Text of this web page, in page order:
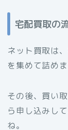
宅配買取の
ネット買取は
を集めて詰めま
その後、買い
ら申し込みし
ね。